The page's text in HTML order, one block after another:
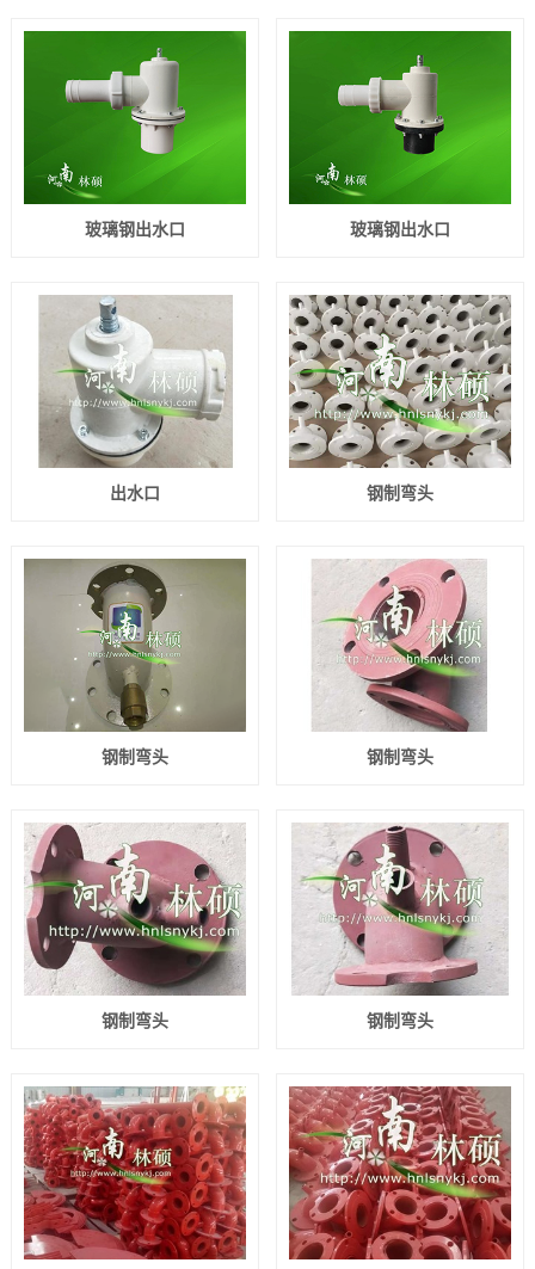
玻璃钢出水口 玻璃钢出水口
出水口 钢制弯头
钢制弯头 钢制弯头
钢制弯头 钢制弯头